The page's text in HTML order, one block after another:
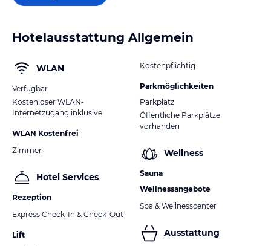
Hotelausstattung Allgemein
WLAN
Verfügbar
Kostenloser WLAN-
Internetzugang inklusive
WLAN Kostenfrei
Zimmer
Hotel Services
Rezeption
Express Check-In & Check-Out
Lift
Kostenpflichtig
Parkmöglichkeiten
Parkplatz
Öffentliche Parkplätze
vorhanden
Wellness
Sauna
Wellnessangebote
Spa & Wellnesscenter
Ausstattung